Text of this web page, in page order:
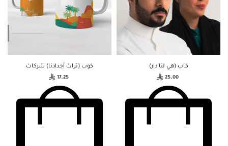
كاب (هي لنا دار)
25.00
كوب (تراث أجدادنا) شركات
17.25